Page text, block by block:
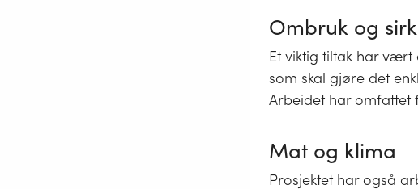
Ombruk og
Et viktig tiltak har
som skal gjøre det
Arbeidet har omfattet
Mat og klima
Prosjektet har også